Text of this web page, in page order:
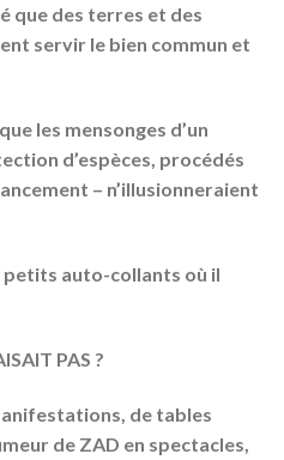
que des terres et des
servir le bien commun et
les mensonges d’un
d’espèces, procédés
– n’illusionneraient
petits auto-collants où il
PAS ?
de tables
de ZAD en spectacles,